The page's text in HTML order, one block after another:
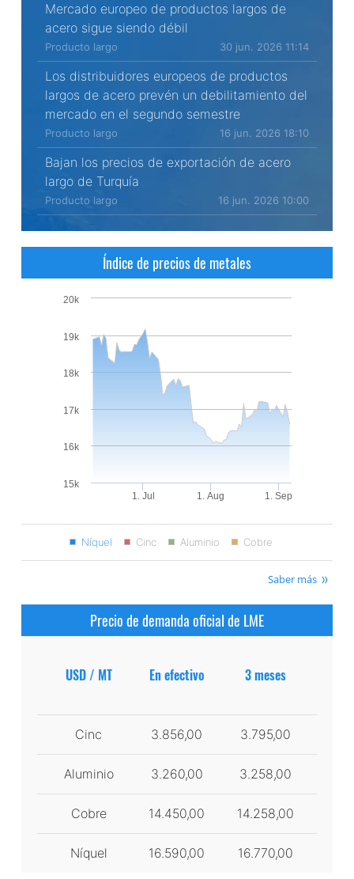
Mercado europeo de productos largos de
acero sigue siendo débil
Producto largo 30 jun. 2026 11:14
Los distribuidores europeos de productos
largos de acero prevén un debilitamiento del
mercado en el segundo semestre
Producto largo 16 jun. 2026 18:10
Bajan los precios de exportación de acero
largo de Turquía
Producto largo 16 jun. 2026 10:00
Índice de precios de metales
1. Jul 1. Aug 1. Sep
15k
16k
17k
18k
19k
20k
Níquel Cinc Aluminio Cobre
Saber más
Precio de demanda oficial de LME
USD / MT En efectivo 3 meses
Cinc 3.856,00 3.795,00
Aluminio 3.260,00 3.258,00
Cobre 14.450,00 14.258,00
Níquel 16.590,00 16.770,00